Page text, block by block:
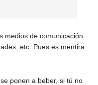
medios de comunicación
etc. Pues es mentira.
ponen a beber, si tú no